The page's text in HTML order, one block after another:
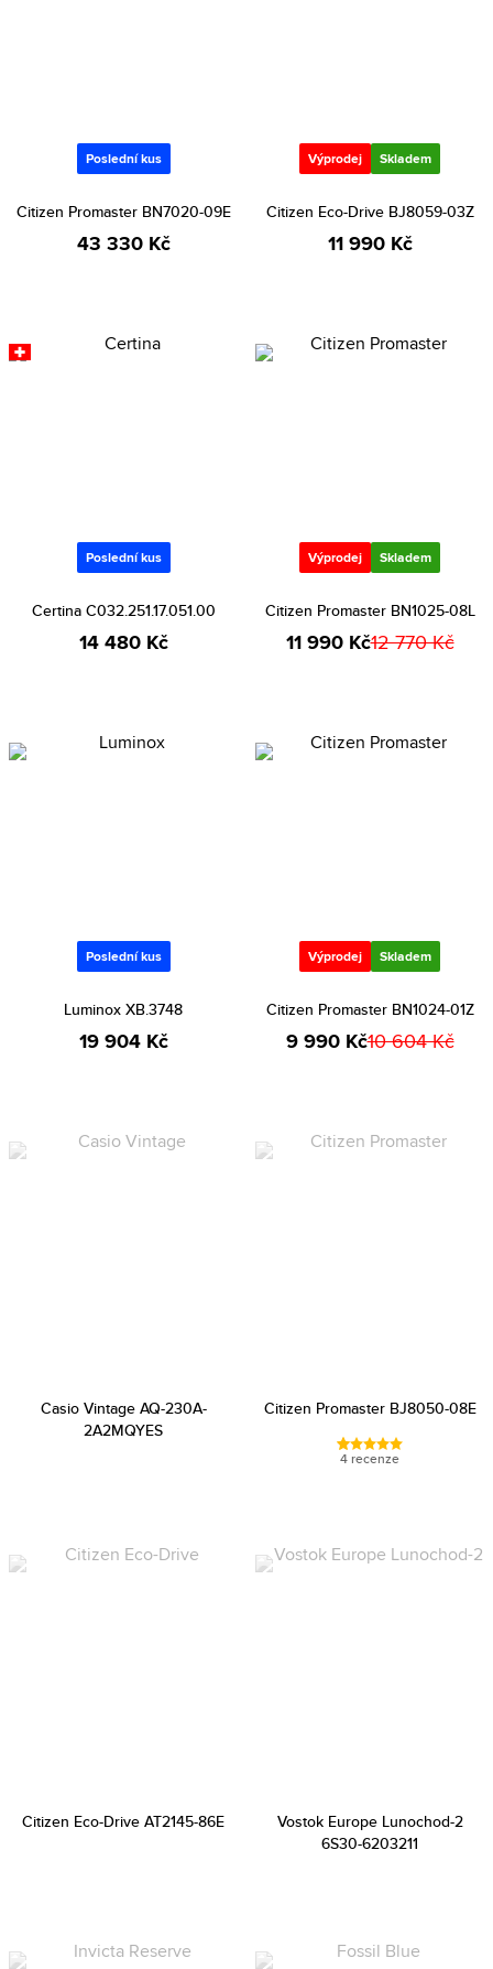
Poslední kus
Citizen Promaster BN7020-09E
43 330 Kč
Výprodej Skladem
Citizen Eco-Drive BJ8059-03Z
11 990 Kč
Poslední kus
Certina C032.251.17.051.00
14 480 Kč
Výprodej Skladem
Citizen Promaster BN1025-08L
11 990 Kč12 770 Kč
Poslední kus
Luminox XB.3748
19 904 Kč
Výprodej Skladem
Citizen Promaster BN1024-01Z
9 990 Kč10 604 Kč
Casio Vintage AQ-230A-
2A2MQYES
Citizen Promaster BJ8050-08E
4 recenze
Citizen Eco-Drive AT2145-86E
Vostok Europe Lunochod-2
6S30-6203211